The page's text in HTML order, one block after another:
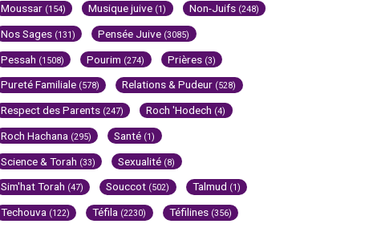
Moussar (154) Musique juive (1) Non-Juifs (248)
Nos Sages (131) Pensée Juive (3085)
Pessah (1508) Pourim (274) Prières (3)
Pureté Familiale (578) Relations & Pudeur (528)
Respect des Parents (247) Roch 'Hodech (4)
Roch Hachana (295) Santé (1)
Science & Torah (33) Sexualité (8)
Sim'hat Torah (47) Souccot (502) Talmud (1)
Techouva (122) Téfila (2230) Téfilines (356)